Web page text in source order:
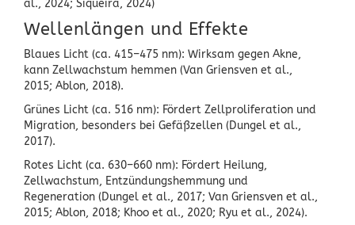
al., 2024; Siqueira, 2024)
Wellenlängen und Effekte
Blaues Licht (ca. 415–475 nm): Wirksam gegen Akne,
kann Zellwachstum hemmen (Van Griensven et al.,
2015; Ablon, 2018).
Grünes Licht (ca. 516 nm): Fördert Zellproliferation und
Migration, besonders bei Gefäßzellen (Dungel et al.,
2017).
Rotes Licht (ca. 630–660 nm): Fördert Heilung,
Zellwachstum, Entzündungshemmung und
Regeneration (Dungel et al., 2017; Van Griensven et al.,
2015; Ablon, 2018; Khoo et al., 2020; Ryu et al., 2024).